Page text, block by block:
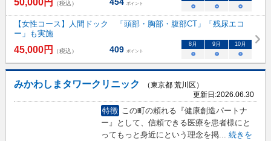
（税込） ポイント ○ ○ ○
【女性コース】人間ドック 「頭部・胸部・腹部CT」「残尿エコ
ー」も実施
45,000円 （税込） 409 ポイント
8月 9月 10月
○ ○ ○
みかわしまタワークリニック
（東京都 荒川区）
更新日:2026.06.30
特徴
この町の頼れる『健康創造パートナ
ー』として、信頼できる医療を患者様にと
ってもっと身近にという理念を掲... 続きを